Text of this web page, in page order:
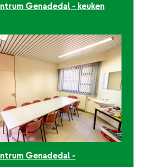
Genadedal - keuken
Genadedal -